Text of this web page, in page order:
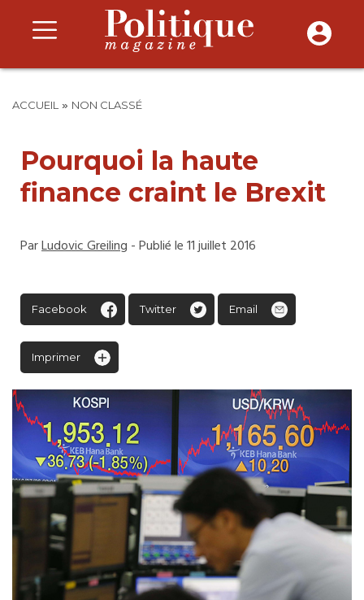
ACCUEIL » NON CLASSÉ
Pourquoi la haute
finance craint le Brexit
ParLudovic Greiling - Publié le 11 juillet 2016
Facebook Twitter Email
Imprimer